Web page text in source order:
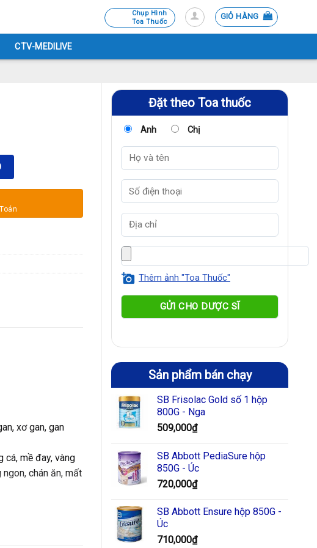
Chụp Hình
Toa Thuốc
GIỎ HÀNG
CTV-MEDILIVE
Đặt theo Toa thuốc
Anh Chị
Thêm ảnh "Toa Thuốc"
Sản phẩm bán chạy
SB Frisolac Gold số 1 hộp
800G - Nga
509,000₫
SB Abbott PediaSure hộp
850G - Úc
720,000₫
SB Abbott Ensure hộp 850G -
Úc
710,000₫
xơ gan, gan
cá, mề đay, vàng
chán ăn, mất